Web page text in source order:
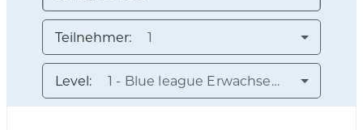
Teilnehmer: 1
Level: 1 - Blue league Erwachsene